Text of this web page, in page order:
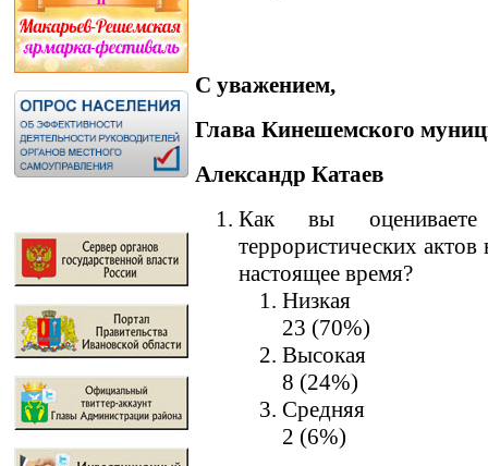
С уважением,
Глава Кинешемского
Александр Катаев
Как вы оцениваете
террористических
настоящее время?
Низкая
23 (70%)
Высокая
8 (24%)
Средняя
2 (6%)